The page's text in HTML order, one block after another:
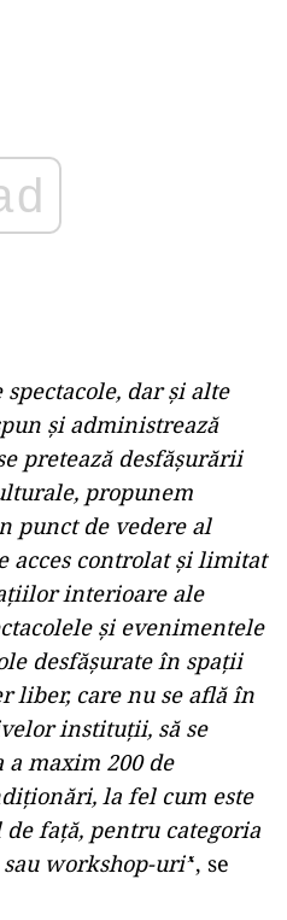
dar şi alte
şi administrează
pretează desfăşurării
propunem
punct de vedere al
acces controlat şi limitat
interioare ale
şi evenimentele
desfăşurate în spaţii
liber, care nu se află în
instituţii, să se
a maxim 200 de
la fel cum este
faţă, pentru categoria
workshop-uri’‘, se